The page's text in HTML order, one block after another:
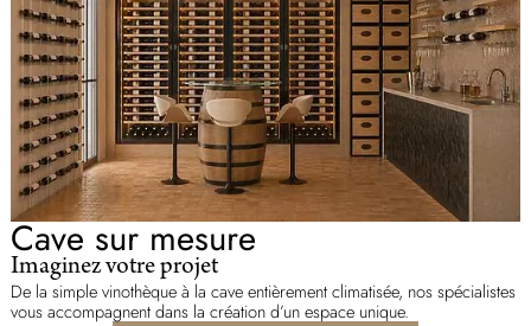
Cave sur mesure
Imaginez votre projet
De la simple vinothèque à la cave entièrement climatisée, nos spécialistes
vous accompagnent dans la création d’un espace unique.